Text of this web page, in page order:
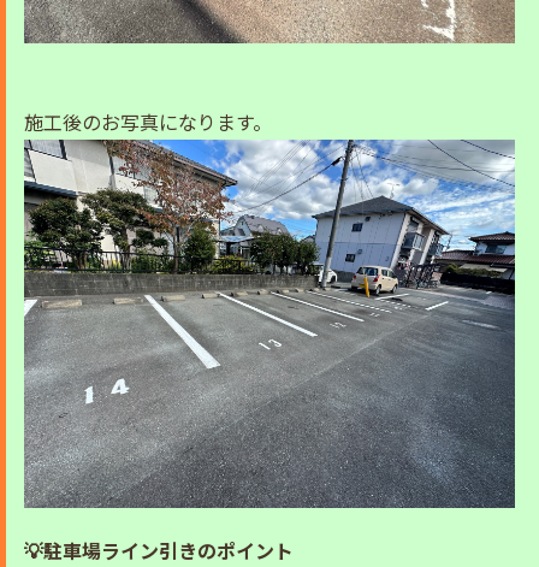
施工後のお写真になります。
💡駐車場ライン引きのポイント